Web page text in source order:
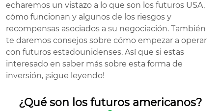
echaremos un vistazo a lo que son los futuros USA,
cómo funcionan y algunos de los riesgos y
recompensas asociados a su negociación. También
te daremos consejos sobre cómo empezar a operar
con futuros estadounidenses. Así que si estas
interesado en saber más sobre esta forma de
inversión, ¡sigue leyendo!
¿Qué son los futuros americanos?